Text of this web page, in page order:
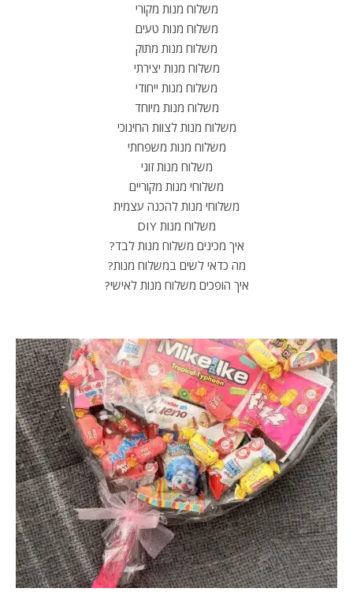
משלוח מנות מקורי
משלוח מנות טעים
משלוח מנות מתוק
משלוח מנות יצירתי
משלוח מנות ייחודי
משלוח מנות מיוחד
משלוח מנות לצוות החינוכי
משלוח מנות משפחתי
משלוח מנות זוגי
משלוחי מנות מקוריים
משלוחי מנות להכנה עצמית
משלוח מנות DIY
איך מכינים משלוח מנות לבד?
מה כדאי לשים במשלוח מנות?
איך הופכים משלוח מנות לאישי?